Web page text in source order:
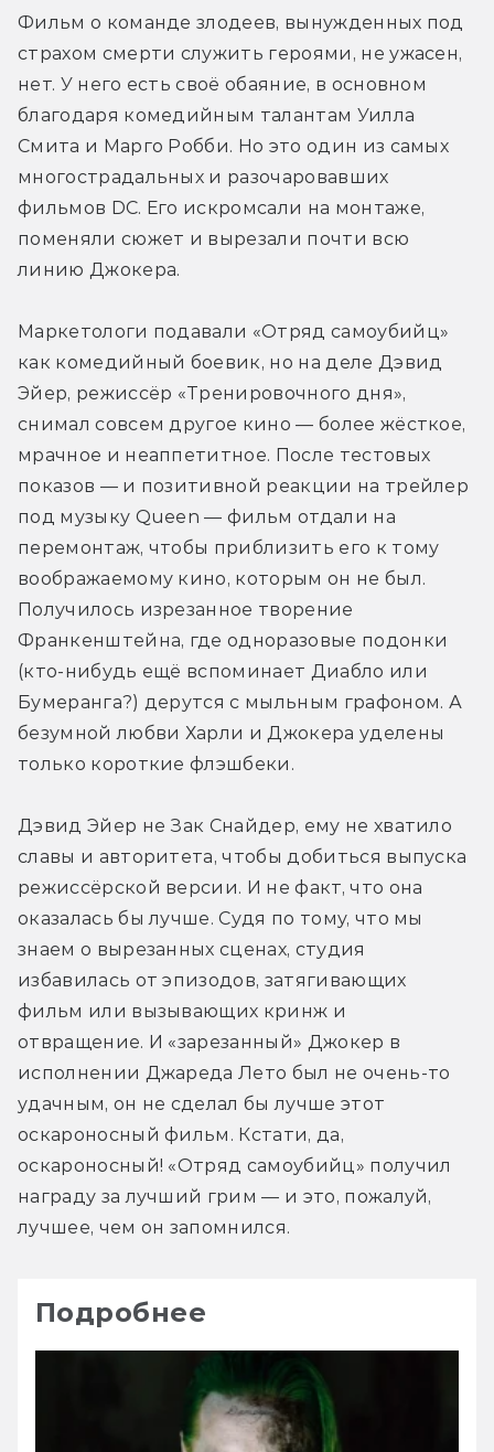
Фильм о команде злодеев, вынужденных под
страхом смерти служить героями, не ужасен,
нет. У него есть своё обаяние, в основном
благодаря комедийным талантам Уилла
Смита и Марго Робби. Но это один из самых
многострадальных и разочаровавших
фильмов DC. Его искромсали на монтаже,
поменяли сюжет и вырезали почти всю
линию Джокера.
Маркетологи подавали «Отряд самоубийц»
как комедийный боевик, но на деле Дэвид
Эйер, режиссёр «Тренировочного дня»,
снимал совсем другое кино — более жёсткое,
мрачное и неаппетитное. После тестовых
показов — и позитивной реакции на трейлер
под музыку Queen — фильм отдали на
перемонтаж, чтобы приблизить его к тому
воображаемому кино, которым он не был.
Получилось изрезанное творение
Франкенштейна, где одноразовые подонки
(кто-нибудь ещё вспоминает Диабло или
Бумеранга?) дерутся с мыльным графоном. А
безумной любви Харли и Джокера уделены
только короткие флэшбеки.
Дэвид Эйер не Зак Снайдер, ему не хватило
славы и авторитета, чтобы добиться выпуска
режиссёрской версии. И не факт, что она
оказалась бы лучше. Судя по тому, что мы
знаем о вырезанных сценах, студия
избавилась от эпизодов, затягивающих
фильм или вызывающих кринж и
отвращение. И «зарезанный» Джокер в
исполнении Джареда Лето был не очень-то
удачным, он не сделал бы лучше этот
оскароносный фильм. Кстати, да,
оскароносный! «Отряд самоубийц» получил
награду за лучший грим — и это, пожалуй,
лучшее, чем он запомнился.
Подробнее